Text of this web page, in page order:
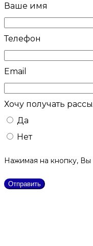
Ваше имя
Телефон
Email
Хочу получать
Да
Нет
Нажимая на кнопку, Вы
Отправить